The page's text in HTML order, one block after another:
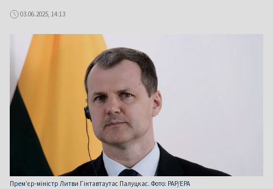
03.06.2025, 14:13
Прем’єр-міністр Литви Гінтавтаутас Палуцкас. Фото: PAP/EPA